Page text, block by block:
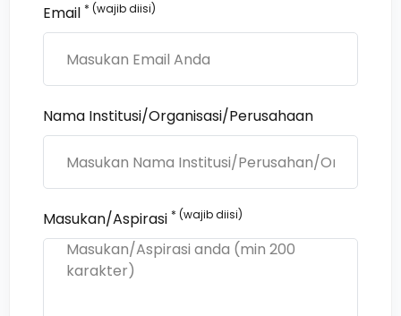
Email * (wajib diisi)
Nama Institusi/Organisasi/Perusahaan
Masukan/Aspirasi * (wajib diisi)